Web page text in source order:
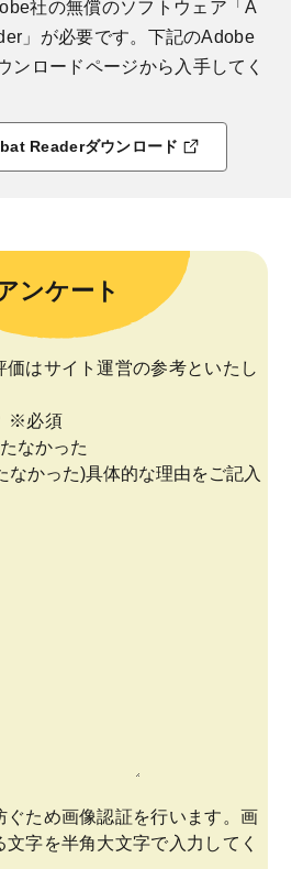
社の無償のソフトウェア「A
」が必要です。下記のAdobe
ンロードページから入手してく
Readerダウンロード
ンケート